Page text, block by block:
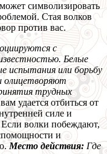
символизировать
Стая волков
против вас.
с
Белые
испытания или борьбу
олицетворяют
трудных
удается отбиться от
силе и
Если волки побеждают,
и
Место действия: Где